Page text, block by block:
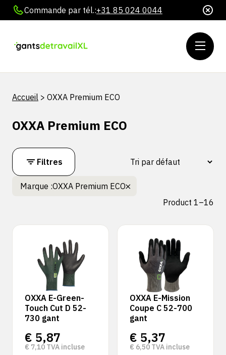
Commande par tél.:+31 85 024 0044
Accueil > OXXA Premium ECO
OXXA Premium ECO
Filtres
Marque :OXXA Premium ECO
Product 1–16
OXXA E-Green-
Touch Cut D 52-
730 gant
€ 5,87
€ 7,10 TVA incluse
OXXA E-Mission
Coupe C 52-700
gant
€ 5,37
€ 6,50 TVA incluse